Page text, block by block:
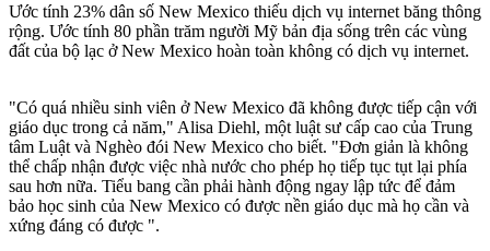
Ước tính 23% dân số New Mexico thiếu dịch vụ internet băng thông
rộng. Ước tính 80 phần trăm người Mỹ bản địa sống trên các vùng
đất của bộ lạc ở New Mexico hoàn toàn không có dịch vụ internet.
"Có quá nhiều sinh viên ở New Mexico đã không được tiếp cận với
giáo dục trong cả năm," Alisa Diehl, một luật sư cấp cao của Trung
tâm Luật và Nghèo đói New Mexico cho biết. "Đơn giản là không
thể chấp nhận được việc nhà nước cho phép họ tiếp tục tụt lại phía
sau hơn nữa. Tiểu bang cần phải hành động ngay lập tức để đảm
bảo học sinh của New Mexico có được nền giáo dục mà họ cần và
xứng đáng có được ".